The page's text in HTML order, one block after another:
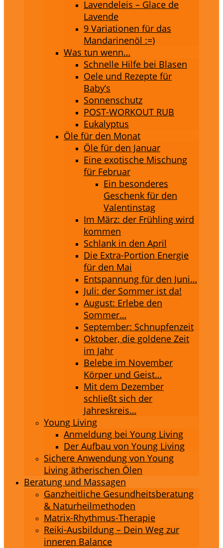
Lavendeleis – Glace de
Lavende
9 Variationen für das
Mandarinenöl :=)
Was tun wenn…
Schnelle Hilfe bei Blasen
Oele und Rezepte für
Baby’s
Sonnenschutz
POST-WORKOUT RUB
Eukalyptus
Öle für den Monat
Öle für den Januar
Eine exotische Mischung
für Februar
Ein besonderes
Geschenk für den
Valentinstag
Im März: der Frühling wird
kommen
Schlank in den April
Die Extra-Portion Energie
für den Mai
Entspannung für den Juni…
Juli: der Sommer ist da!
August: Erlebe den
Sommer…
September: Schnupfenzeit
Oktober, die goldene Zeit
im Jahr
Belebe im November
Körper und Geist…
Mit dem Dezember
schließt sich der
Jahreskreis…
Young Living
Anmeldung bei Young Living
Der Aufbau von Young Living
Sichere Anwendung von Young
Living ätherischen Ölen
Beratung und Massagen
Ganzheitliche Gesundheitsberatung
& Naturheilmethoden
Matrix-Rhythmus-Therapie
Reiki-Ausbildung – Dein Weg zur
inneren Balance